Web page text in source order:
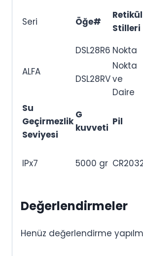
Seri Öğe#
Retikül
Stilleri
ALFA
DSL28R6 Nokta
DSL28RV
Nokta
ve
Daire
Su
Geçirmezlik
Seviyesi
G
kuvveti
Pil
IPx7 5000 gr
Değerlendirmeler
Henüz değerlendirme